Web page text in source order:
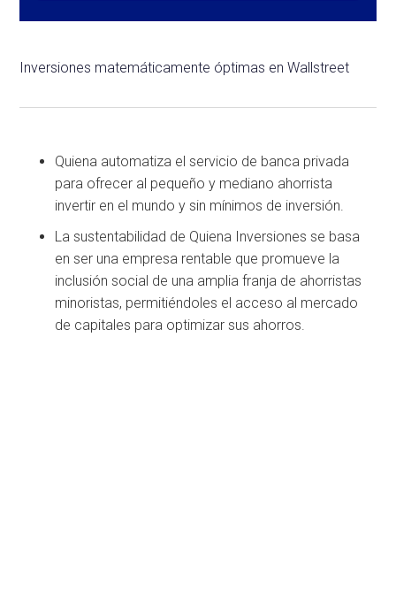
Inversiones matemáticamente óptimas en Wallstreet
Quiena automatiza el servicio de banca privada
para ofrecer al pequeño y mediano ahorrista
invertir en el mundo y sin mínimos de inversión.
La sustentabilidad de Quiena Inversiones se basa
en ser una empresa rentable que promueve la
inclusión social de una amplia franja de ahorristas
minoristas, permitiéndoles el acceso al mercado
de capitales para optimizar sus ahorros.